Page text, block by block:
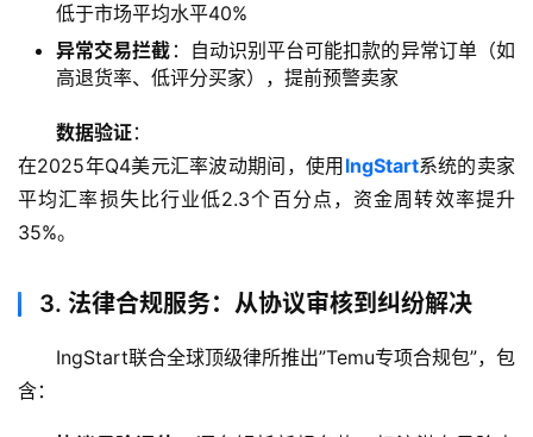
低于市场平均水平40%
异常交易拦截 ：自动识别平台可能扣款的异常订单（如
高退货率、低评分买家），提前预警卖家
数据验证：
在2025年Q4美元汇率波动期间，使用 lngStart系统的卖家
平均汇率损失比行业低2.3个百分点，资金周转效率提升
35%。
3. 法律合规服务：从协议审核到纠纷解决
IngStart联合全球顶级律所推出”Temu专项合规包”，包
含：